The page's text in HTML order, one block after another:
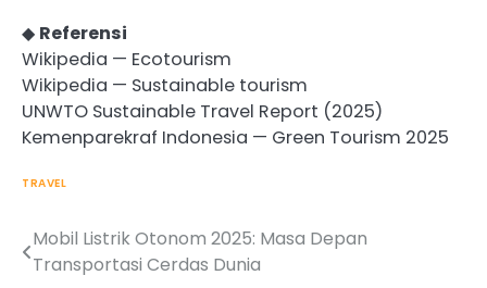
◆ Referensi
Wikipedia — Ecotourism
Wikipedia — Sustainable tourism
UNWTO Sustainable Travel Report (2025)
Kemenparekraf Indonesia — Green Tourism 2025
TRAVEL
Post
Mobil Listrik Otonom 2025: Masa Depan
Transportasi Cerdas Dunia